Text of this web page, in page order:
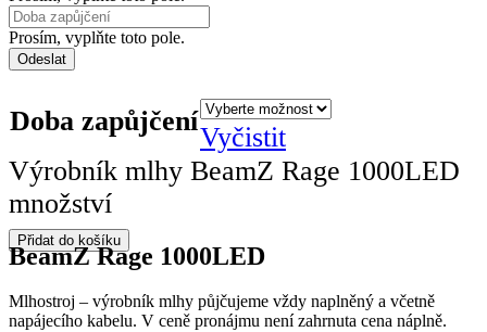
Prosím, vyplňte toto pole.
Odeslat
Doba zapůjčení
Vyčistit
Výrobník mlhy BeamZ Rage 1000LED
množství
Přidat do košíku
BeamZ Rage 1000LED
Mlhostroj – výrobník mlhy půjčujeme vždy naplněný a včetně
napájecího kabelu. V ceně pronájmu není zahrnuta cena náplně.